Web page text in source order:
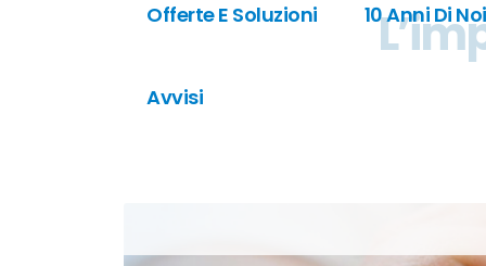
Offerte E Soluzioni 10 Anni Di Noi
Avvisi